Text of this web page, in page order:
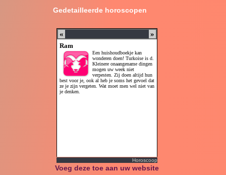
Gedetailleerde horoscopen
Horoscoop
Voeg deze toe aan uw website